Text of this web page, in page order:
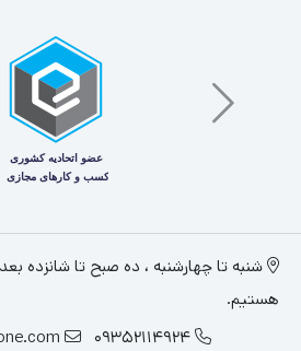
شنبه تا چهارشنبه ، ده صبح تا شانزده
هستیم.
09352114924